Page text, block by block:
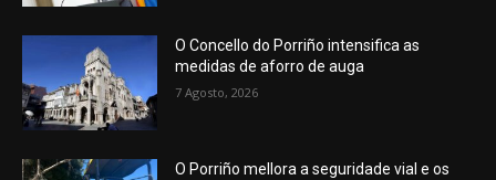
O Concello do Porriño intensifica as
medidas de aforro de auga
7 Agosto, 2026
O Porriño mellora a seguridade vial e os